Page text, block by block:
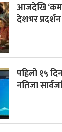
आजदेखि
देशभर प्रदर्शन
पहिलो १५
नतिजा